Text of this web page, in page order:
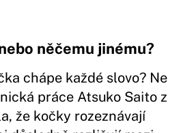
něčemu jinému?
chápe každé slovo? Ne
práce Atsuko Saito z
že kočky rozeznávají